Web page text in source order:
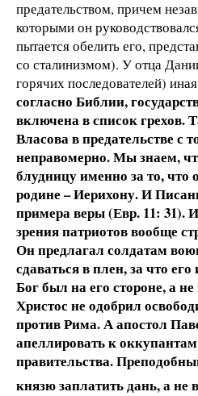
предательством, причем
которыми он
пытается обелить его,
со сталинизмом). У отца
горячих последователей)
согласно Библии,
включена в список грехов.
Власова в предательстве с
неправомерно. Мы знаем,
блудницу именно за то, что
родине – Иерихону. И
примера веры (Евр. 11: 31).
зрения патриотов вообще
Он предлагал солдатам
сдаваться в плен, за что
Бог был на его стороне, а
Христос не одобрил
против Рима. А апостол
апеллировать к
правительства.
князю заплатить дань, а не